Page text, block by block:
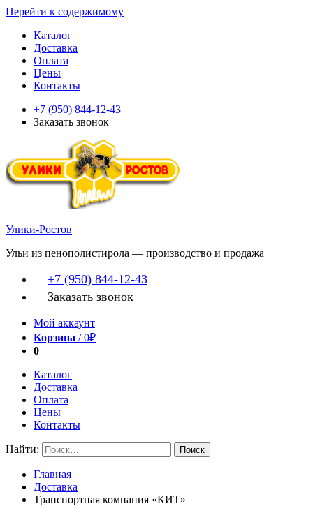
Перейти к содержимому
Каталог
Доставка
Оплата
Цены
Контакты
+7 (950) 844-12-43
Заказать звонок
Улики-Ростов
Ульи из пенополистирола — производство и продажа
+7 (950) 844-12-43
Заказать звонок
Мой аккаунт
Корзина /0₽
0
Каталог
Доставка
Оплата
Цены
Контакты
Найти:
Главная
Доставка
Транспортная компания «КИТ»